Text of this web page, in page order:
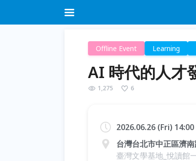
Offline Event Learning
AI 時代的人才
1,275 6
2026.06.26 (Fri)
台灣台北市中正區濟
臺灣文學基地_悅讀館